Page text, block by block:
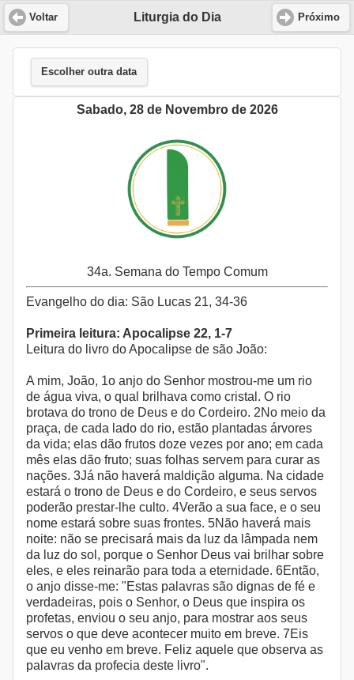
Liturgia do Dia
Voltar Próximo
Escolher outra data
Sabado, 28 de Novembro de 2026
34a. Semana do Tempo Comum
Evangelho do dia: São Lucas 21, 34-36
Primeira leitura: Apocalipse 22, 1-7
Leitura do livro do Apocalipse de são João:
A mim, João, 1o anjo do Senhor mostrou-me um rio
de água viva, o qual brilhava como cristal. O rio
brotava do trono de Deus e do Cordeiro. 2No meio da
praça, de cada lado do rio, estão plantadas árvores
da vida; elas dão frutos doze vezes por ano; em cada
mês elas dão fruto; suas folhas servem para curar as
nações. 3Já não haverá maldição alguma. Na cidade
estará o trono de Deus e do Cordeiro, e seus servos
poderão prestar-lhe culto. 4Verão a sua face, e o seu
nome estará sobre suas frontes. 5Não haverá mais
noite: não se precisará mais da luz da lâmpada nem
da luz do sol, porque o Senhor Deus vai brilhar sobre
eles, e eles reinarão para toda a eternidade. 6Então,
o anjo disse-me: "Estas palavras são dignas de fé e
verdadeiras, pois o Senhor, o Deus que inspira os
profetas, enviou o seu anjo, para mostrar aos seus
servos o que deve acontecer muito em breve. 7Eis
que eu venho em breve. Feliz aquele que observa as
palavras da profecia deste livro".